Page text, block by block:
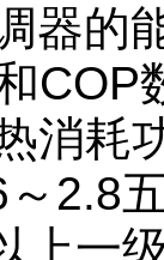
器的
COP
消耗
2.8
上一